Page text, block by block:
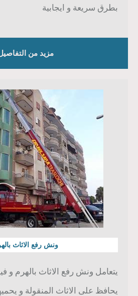
بطرق سريعة و ايجابية
مزيد من
ونش رفع الاثاث
يتعامل ونش رفع الاثاث بالهرم و
يحافظ على الاثاث المنقولة و